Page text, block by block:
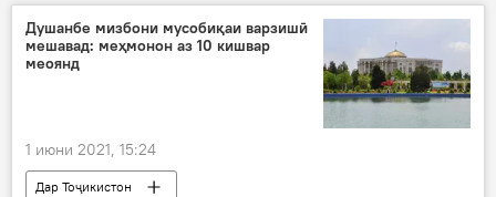
Муҳоҷират
Душанбе мизбони мусобиқаи варзишӣ
мешавад: меҳмонон аз 10 кишвар
меоянд
1 июни 2021, 15:24
Дар Тоҷикистон